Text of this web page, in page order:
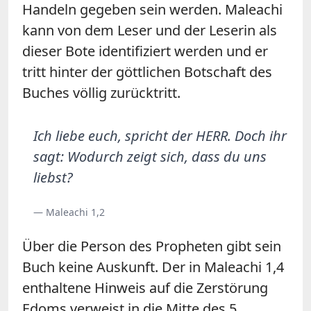
Handeln gegeben sein werden. Maleachi
kann von dem Leser und der Leserin als
dieser Bote identifiziert werden und er
tritt hinter der göttlichen Botschaft des
Buches völlig zurücktritt.
Ich liebe euch, spricht der HERR. Doch ihr
sagt: Wodurch zeigt sich, dass du uns
liebst?
— Maleachi 1,2
Über die Person des Propheten gibt sein
Buch keine Auskunft. Der in Maleachi 1,4
enthaltene Hinweis auf die Zerstörung